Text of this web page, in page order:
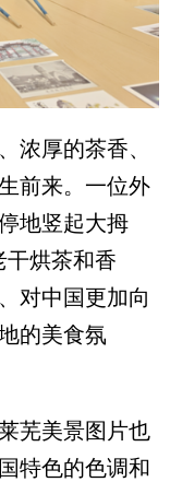
厚的茶香、
前来。一位外
地竖起大拇
干烘茶和香
对中国更加向
的美食氛
芜美景图片也
特色的色调和